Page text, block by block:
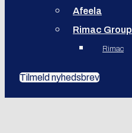
Afeela
Rimac Group
Rimac
Tilmeld nyhedsbrev